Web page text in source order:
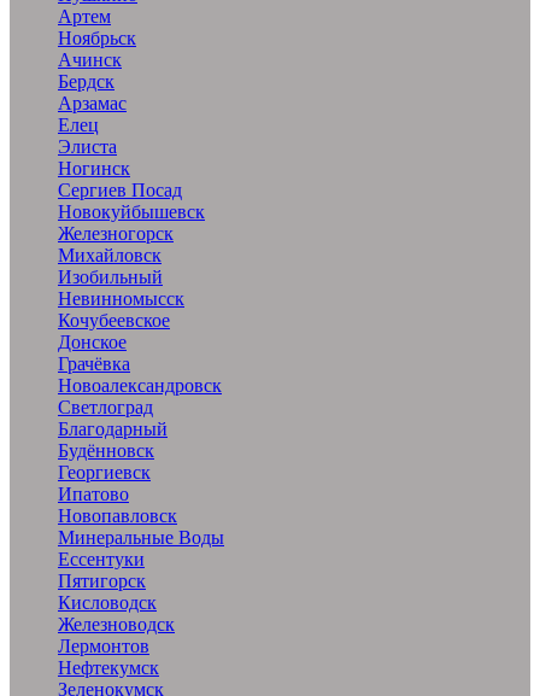
Артем
Ноябрьск
Ачинск
Бердск
Арзамас
Елец
Элиста
Ногинск
Сергиев Посад
Новокуйбышевск
Железногорск
Михайловск
Изобильный
Невинномысск
Кочубеевское
Донское
Грачёвка
Новоалександровск
Светлоград
Благодарный
Будённовск
Георгиевск
Ипатово
Новопавловск
Минеральные Воды
Ессентуки
Пятигорск
Кисловодск
Железноводск
Лермонтов
Нефтекумск
Зеленокумск